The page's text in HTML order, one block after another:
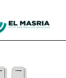
المحتوى